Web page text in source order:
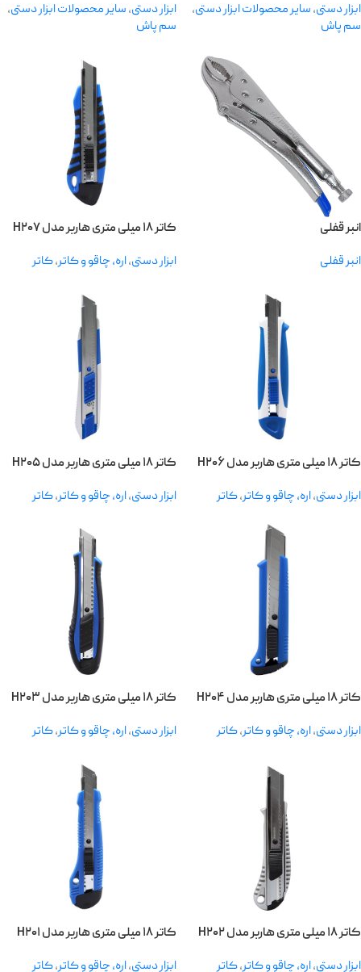
ابزار دستی,سایر محصولات ابزار دستی,
سم پاش
ابزار دستی,سایر محصولات ابزار دستی,
سم پاش
انبر قفلی
انبر قفلی
کاتر ۱۸ میلی متری هاربر مدل H۲۰۷
ابزار دستی,اره، چاقو و کاتر,کاتر
کاتر ۱۸ میلی متری هاربر مدل H۲۰۶
ابزار دستی,اره، چاقو و کاتر,کاتر
کاتر ۱۸ میلی متری هاربر مدل H۲۰۵
ابزار دستی,اره، چاقو و کاتر,کاتر
کاتر ۱۸ میلی متری هاربر مدل H۲۰۴
ابزار دستی,اره، چاقو و کاتر,کاتر
کاتر ۱۸ میلی متری هاربر مدل H۲۰۳
ابزار دستی,اره، چاقو و کاتر,کاتر
کاتر ۱۸ میلی متری هاربر مدل H۲۰۲
ابزار دستی,اره، چاقو و کاتر,کاتر
کاتر ۱۸ میلی متری هاربر مدل H۲۰۱
ابزار دستی,اره، چاقو و کاتر,کاتر